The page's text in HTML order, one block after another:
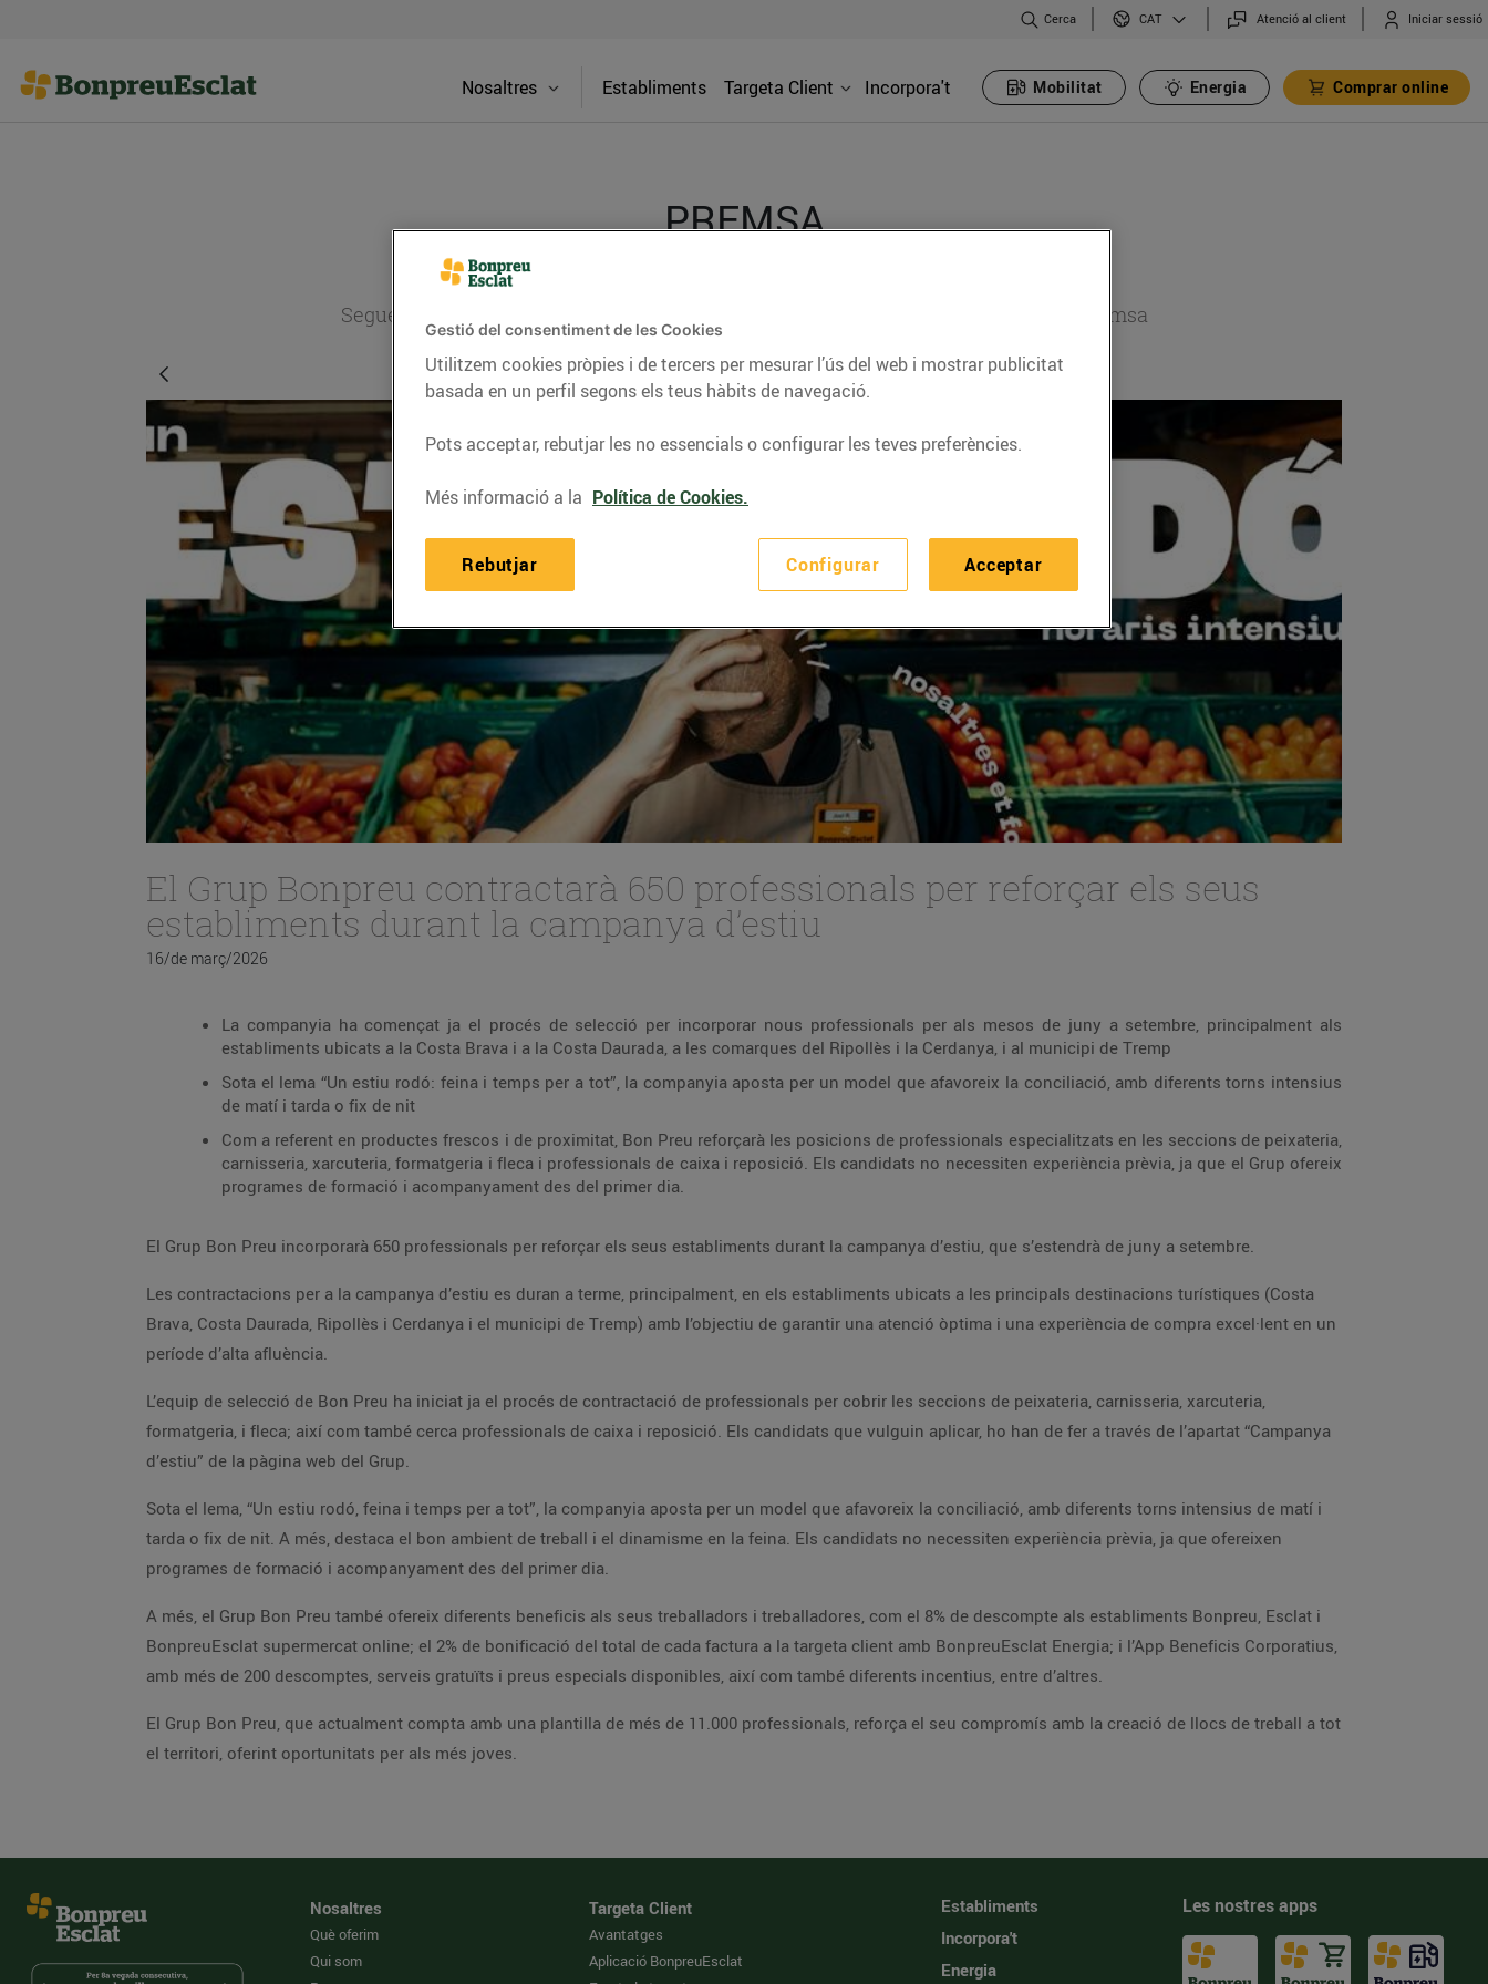
Cerca CAT Atenció al client Iniciar sessió
Nosaltres Establiments Targeta Client Incorpora't Mobilitat Energia Comprar online
PREMSA
Segueix l'actualitat dels supermercats Bonpreu i Esclat a través de la secció de premsa
El Grup Bonpreu contractarà 650 professionals per reforçar els seus
establiments durant la campanya d’estiu
16/de març/2026
La companyia ha començat ja el procés de selecció per incorporar nous professionals per als mesos de juny a setembre, principalment als
establiments ubicats a la Costa Brava i a la Costa Daurada, a les comarques del Ripollès i la Cerdanya, i al municipi de Tremp
Sota el lema “Un estiu rodó: feina i temps per a tot”, la companyia aposta per un model que afavoreix la conciliació, amb diferents torns intensius
de matí i tarda o fix de nit
Com a referent en productes frescos i de proximitat, Bon Preu reforçarà les posicions de professionals especialitzats en les seccions de peixateria,
carnisseria, xarcuteria, formatgeria i fleca i professionals de caixa i reposició. Els candidats no necessiten experiència prèvia, ja que el Grup ofereix
programes de formació i acompanyament des del primer dia.
El Grup Bon Preu incorporarà 650 professionals per reforçar els seus establiments durant la campanya d’estiu, que s’estendrà de juny a setembre.
Les contractacions per a la campanya d’estiu es duran a terme, principalment, en els establiments ubicats a les principals destinacions turístiques (Costa
Brava, Costa Daurada, Ripollès i Cerdanya i el municipi de Tremp) amb l’objectiu de garantir una atenció òptima i una experiència de compra excel·lent en un
període d’alta afluència.
L’equip de selecció de Bon Preu ha iniciat ja el procés de contractació de professionals per cobrir les seccions de peixateria, carnisseria, xarcuteria,
formatgeria, i fleca; així com també cerca professionals de caixa i reposició. Els candidats que vulguin aplicar, ho han de fer a través de l’apartat “Campanya
d’estiu” de la pàgina web del Grup.
Sota el lema, “Un estiu rodó, feina i temps per a tot”, la companyia aposta per un model que afavoreix la conciliació, amb diferents torns intensius de matí i
tarda o fix de nit. A més, destaca el bon ambient de treball i el dinamisme en la feina. Els candidats no necessiten experiència prèvia, ja que ofereixen
programes de formació i acompanyament des del primer dia.
A més, el Grup Bon Preu també ofereix diferents beneficis als seus treballadors i treballadores, com el 8% de descompte als establiments Bonpreu, Esclat i
BonpreuEsclat supermercat online; el 2% de bonificació del total de cada factura a la targeta client amb BonpreuEsclat Energia; i l’App Beneficis Corporatius,
amb més de 200 descomptes, serveis gratuïts i preus especials disponibles, així com també diferents incentius, entre d’altres.
El Grup Bon Preu, que actualment compta amb una plantilla de més de 11.000 professionals, reforça el seu compromís amb la creació de llocs de treball a tot
el territori, oferint oportunitats per als més joves.
Nosaltres
Què oferim
Qui som
Targeta Client
Avantatges
Aplicació BonpreuEsclat
Establiments
Incorpora't
Energia
Les nostres apps
Gestió del consentiment de les Cookies
Utilitzem cookies pròpies i de tercers per mesurar l’ús del web i mostrar publicitat
basada en un perfil segons els teus hàbits de navegació.
Pots acceptar, rebutjar les no essencials o configurar les teves preferències.
Més informació a la Política de Cookies.
Configurar
Rebutjar Acceptar